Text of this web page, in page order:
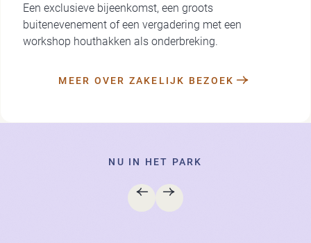
Een exclusieve bijeenkomst, een groots
buitenevenement of een vergadering met een
workshop houthakken als onderbreking.
MEER OVER ZAKELIJK BEZOEK
NU IN HET PARK